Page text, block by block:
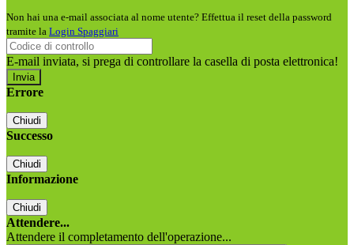
Non hai una e-mail associata al nome utente? Effettua il reset della password
tramite la Login Spaggiari
E-mail inviata, si prega di controllare la casella di posta elettronica!
Errore
Chiudi
Successo
Chiudi
Informazione
Chiudi
Attendere...
Attendere il completamento dell'operazione...